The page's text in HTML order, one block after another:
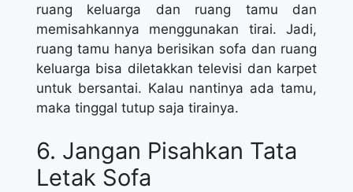
ruang keluarga dan ruang tamu dan
memisahkannya menggunakan tirai. Jadi,
ruang tamu hanya berisikan sofa dan ruang
keluarga bisa diletakkan televisi dan karpet
untuk bersantai. Kalau nantinya ada tamu,
maka tinggal tutup saja tirainya.
6. Jangan Pisahkan Tata
Letak Sofa